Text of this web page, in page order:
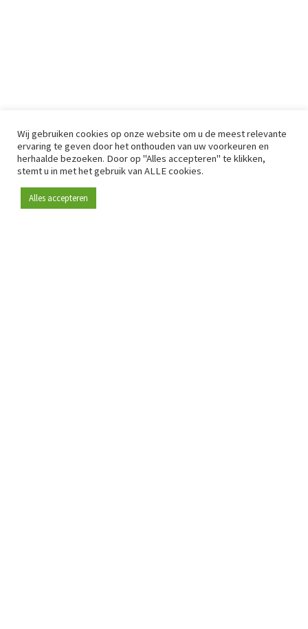
Wij gebruiken cookies op onze website om u de meest relevante
ervaring te geven door het onthouden van uw voorkeuren en
herhaalde bezoeken. Door op "Alles accepteren" te klikken,
stemt u in met het gebruik van ALLE cookies.
Alles accepteren